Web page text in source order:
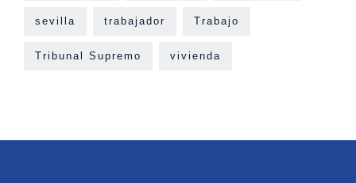
sevilla trabajador Trabajo
Tribunal Supremo vivienda